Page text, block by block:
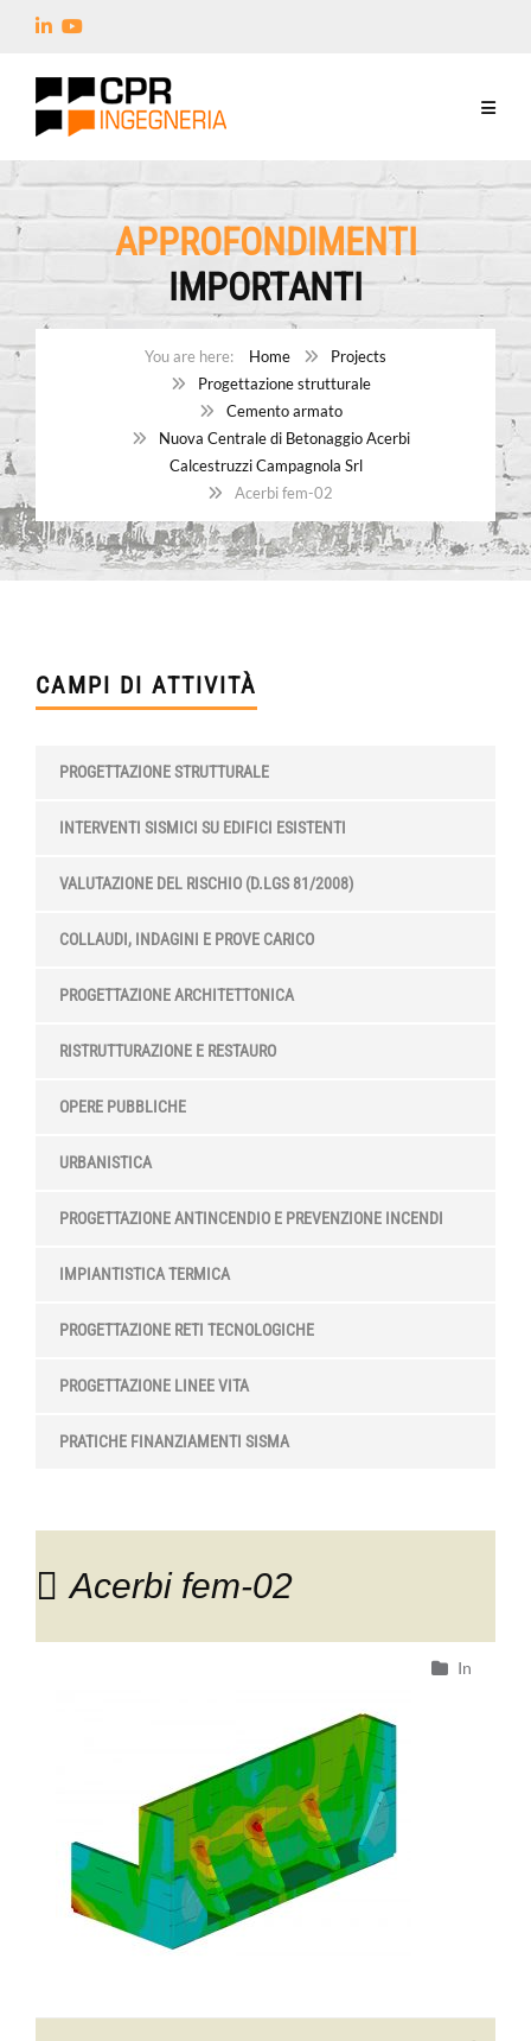
APPROFONDIMENTI
IMPORTANTI
Home
Projects
Progettazione strutturale
Cemento armato
Nuova Centrale di Betonaggio Acerbi
Calcestruzzi Campagnola Srl
Acerbi fem-02
CAMPI DI ATTIVITÀ
PROGETTAZIONE STRUTTURALE
INTERVENTI SISMICI SU EDIFICI ESISTENTI
VALUTAZIONE DEL RISCHIO (D.LGS 81/2008)
COLLAUDI, INDAGINI E PROVE CARICO
PROGETTAZIONE ARCHITETTONICA
RISTRUTTURAZIONE E RESTAURO
OPERE PUBBLICHE
URBANISTICA
PROGETTAZIONE ANTINCENDIO E PREVENZIONE INCENDI
IMPIANTISTICA TERMICA
PROGETTAZIONE RETI TECNOLOGICHE
PROGETTAZIONE LINEE VITA
PRATICHE FINANZIAMENTI SISMA
Acerbi fem-02
In